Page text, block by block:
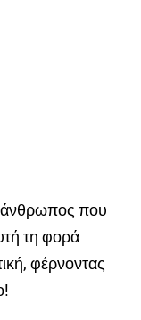
άνθρωπος που
τη φορά
φέρνοντας